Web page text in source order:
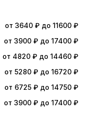
от 3640 ₽ до 11600 ₽
от 3900 ₽ до 17400 ₽
от 4820 ₽ до 14460 ₽
от 5280 ₽ до 16720 ₽
от 6725 ₽ до 14750 ₽
от 3900 ₽ до 17400 ₽